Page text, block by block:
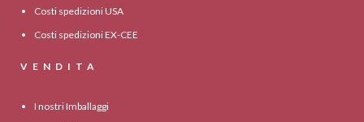
Costi spedizioni USA
Costi spedizioni EX-CEE
VENDITA
I nostri Imballaggi